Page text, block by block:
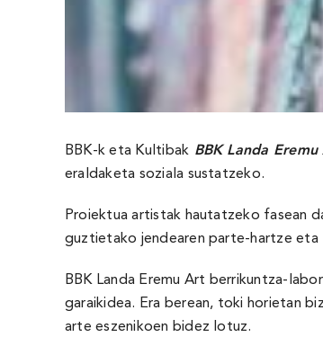
BBK-k eta Kultibak BBK Landa
eraldaketa soziala sustatzeko.
Proiektua artistak hautatzeko fasean
guztietako jendearen parte-hartze eta
BBK Landa Eremu Art berrikuntza-
garaikidea. Era berean, toki horietan
arte eszenikoen bidez lotuz.